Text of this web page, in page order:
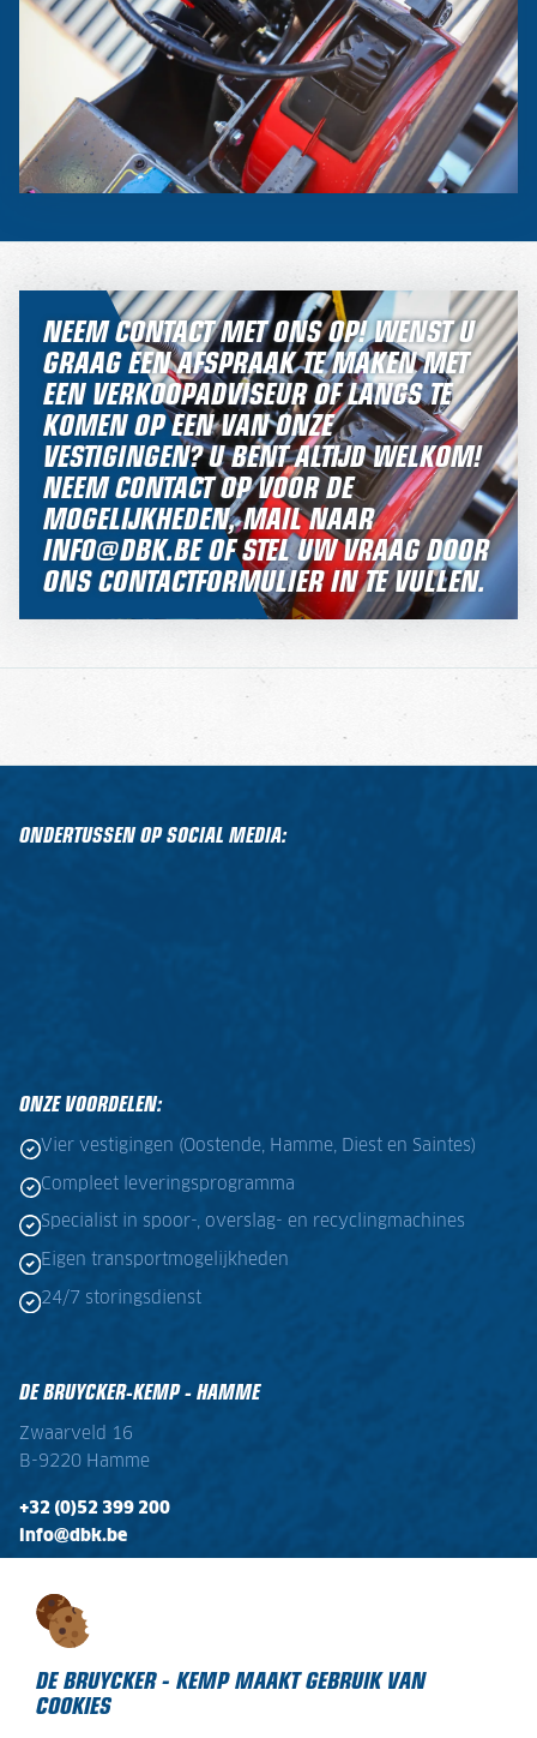
DE BRUYCKER - KEMP MAAKT GEBRUIK VAN
COOKIES
NEEM CONTACT MET ONS OP! WENST U
GRAAG EEN AFSPRAAK TE MAKEN MET
EEN VERKOOPADVISEUR OF LANGS TE
KOMEN OP EEN VAN ONZE
VESTIGINGEN? U BENT ALTIJD WELKOM!
NEEM CONTACT OP VOOR DE
MOGELIJKHEDEN, MAIL NAAR
INFO@DBK.BE OF STEL UW VRAAG DOOR
ONS CONTACTFORMULIER IN TE VULLEN.
ONDERTUSSEN OP SOCIAL MEDIA:
ONZE VOORDELEN:
Vier vestigingen (Oostende, Hamme, Diest en Saintes)
Compleet leveringsprogramma
Specialist in spoor-, overslag- en recyclingmachines
Eigen transportmogelijkheden
24/7 storingsdienst
DE BRUYCKER-KEMP - HAMME
Zwaarveld 16
B-9220 Hamme
+32 (0)52 399 200
info@dbk.be
Ma - Vr: